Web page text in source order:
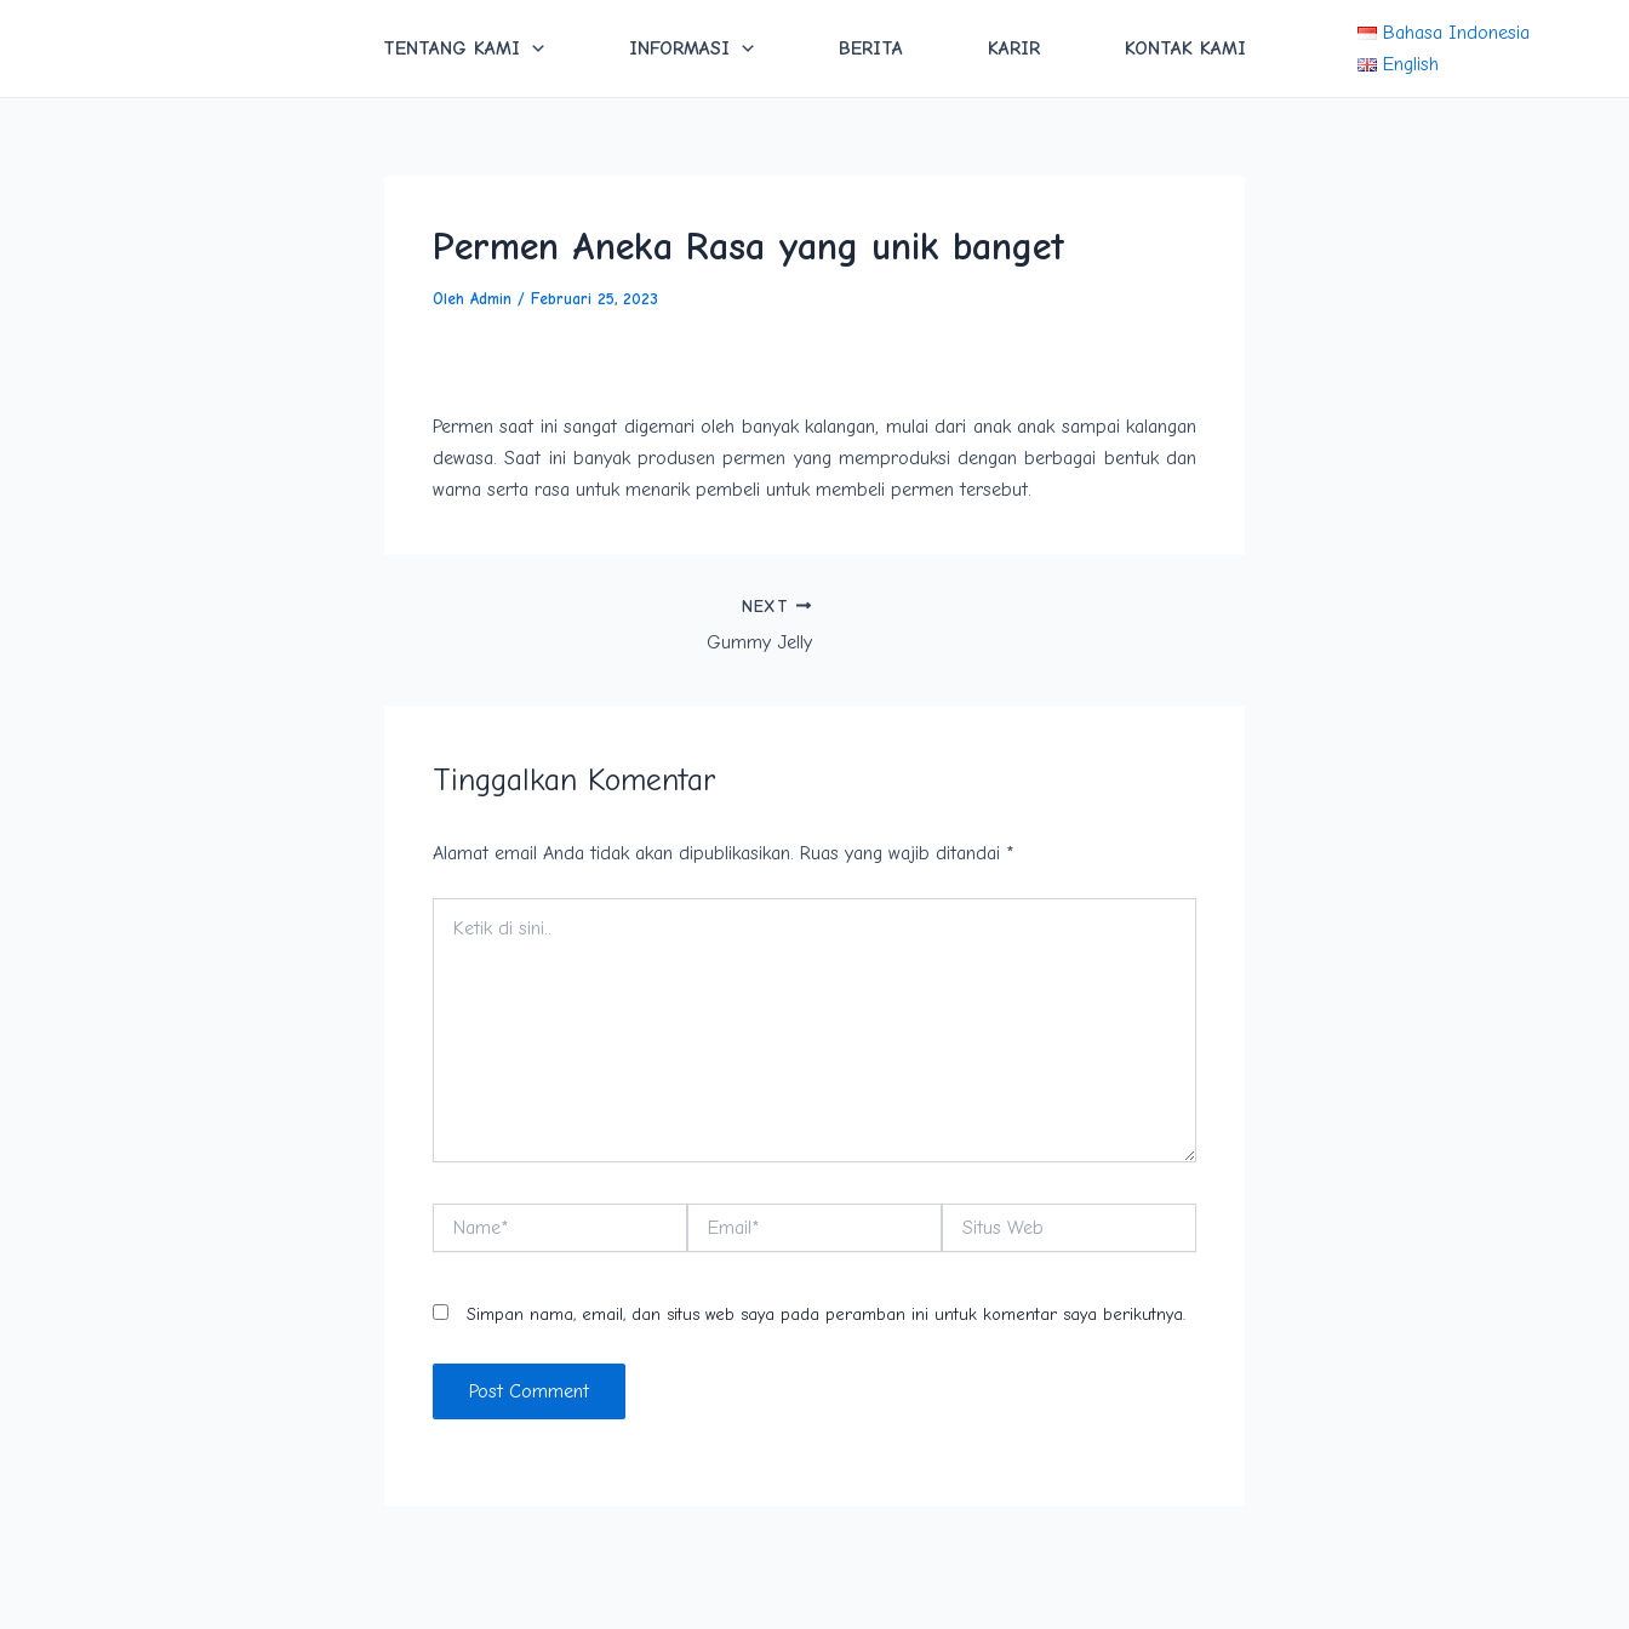
TENTANG KAMI INFORMASI BERITA KARIR KONTAK KAMI
Bahasa Indonesia
English
Permen Aneka Rasa yang unik banget
Oleh Admin / Februari 25, 2023
Permen saat ini sangat digemari oleh banyak kalangan, mulai dari anak anak sampai kalangan
dewasa. Saat ini banyak produsen permen yang memproduksi dengan berbagai bentuk dan
warna serta rasa untuk menarik pembeli untuk membeli permen tersebut.
navigation
NEXT
Gummy Jelly
Tinggalkan Komentar
Alamat email Anda tidak akan dipublikasikan. Ruas yang wajib ditandai *
Web
Simpan nama, email, dan situs web saya pada peramban ini untuk komentar saya berikutnya.